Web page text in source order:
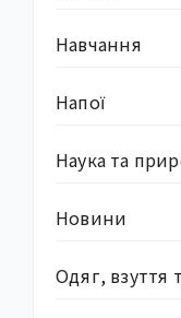
Навчання
Напої
Наука та
Новини
Одяг, взуття